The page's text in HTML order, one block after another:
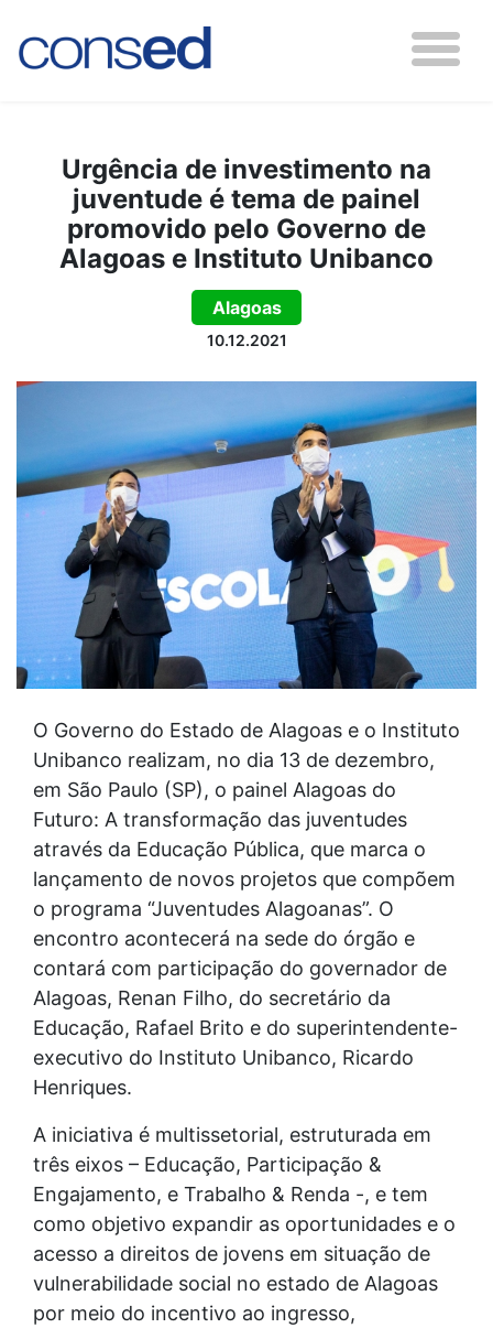
Urgência de investimento na
juventude é tema de painel
promovido pelo Governo de
Alagoas e Instituto Unibanco
Alagoas
10.12.2021
O Governo do Estado de Alagoas e o Instituto
Unibanco realizam, no dia 13 de dezembro,
em São Paulo (SP), o painel Alagoas do
Futuro: A transformação das juventudes
através da Educação Pública, que marca o
lançamento de novos projetos que compõem
o programa “Juventudes Alagoanas”. O
encontro acontecerá na sede do órgão e
contará com participação do governador de
Alagoas, Renan Filho, do secretário da
Educação, Rafael Brito e do superintendente-
executivo do Instituto Unibanco, Ricardo
Henriques.
A iniciativa é multissetorial, estruturada em
três eixos – Educação, Participação &
Engajamento, e Trabalho & Renda -, e tem
como objetivo expandir as oportunidades e o
acesso a direitos de jovens em situação de
vulnerabilidade social no estado de Alagoas
por meio do incentivo ao ingresso,